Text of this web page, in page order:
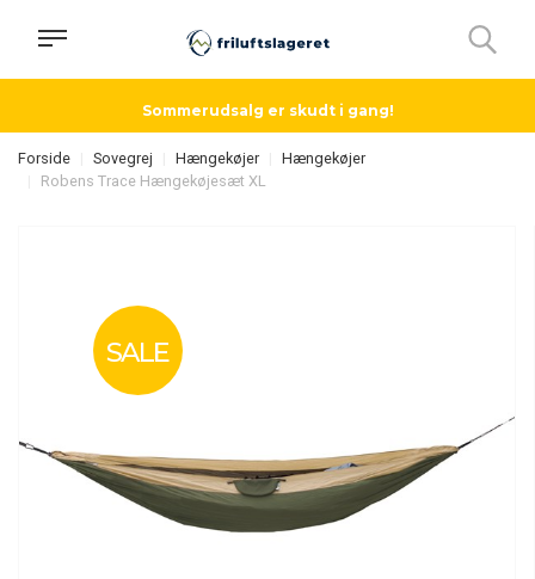
Sommerudsalg er skudt i gang!
Forside Sovegrej Hængekøjer
Hængekøjer
Robens Trace Hængekøjesæt XL
SALE